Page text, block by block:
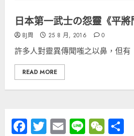
日本第一武士の怨靈《平將
BJ周 25 8 月, 2016 0
許多人對靈異傳聞嗤之以鼻，但有
READ MORE
Facebook
Twitter
Email
Line